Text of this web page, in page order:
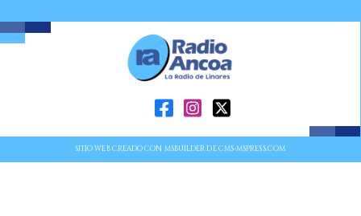
SITIO WEB CREADO CON MSBUILDER DE CMS-MSPRESS.COM